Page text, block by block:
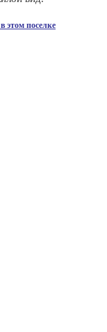
этом поселке